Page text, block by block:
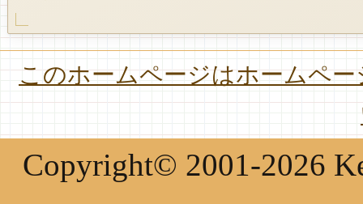
このホームページはホームペ
Copyright© 2001-2026